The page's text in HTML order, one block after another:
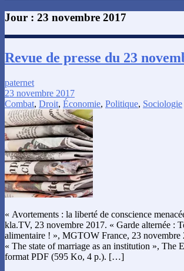
Jour : 23 novembre 2017
Revue de presse du 23
paternet
23 novembre 2017
Combat, Droit, Économie, Politique, Sociologie
« Avortements : la liberté de conscience
kla.TV, 23 novembre 2017. « Garde alternée :
alimentaire ! », MGTOW France, 23
« The state of marriage as an institution », The
format PDF (595 Ko, 4 p.). […]